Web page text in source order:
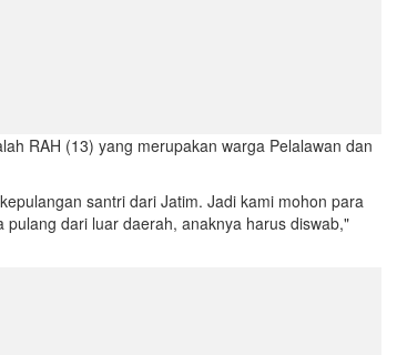
RAH (13) yang merupakan warga Pelalawan dan
santri dari Jatim. Jadi kami mohon para
dari luar daerah, anaknya harus diswab,"